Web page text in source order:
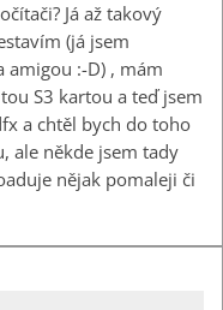
Já až takový
(já jsem
:-D) , mám
S3 kartou a teď jsem
a chtěl bych do toho
ale někde jsem tady
nějak pomaleji či